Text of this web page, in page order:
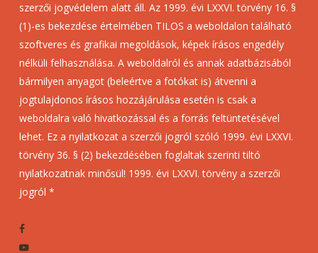
szerzői jogvédelem alatt áll. Az 1999. évi LXXVI. törvény 16. §
(1)-es bekezdése értelmében TILOS a weboldalon található
szoftveres és grafikai megoldások, képek írásos engedély
nélküli felhasználása. A weboldalról és annak adatbázisából
bármilyen anyagot (beleértve a fotókat is) átvenni a
jogtulajdonos írásos hozzájárulása esetén is csak a
weboldalra való hivatkozással és a forrás feltüntetésével
lehet. Ez a nyilatkozat a szerzői jogról szóló 1999. évi LXXVI.
törvény 36. § (2) bekezdésében foglaltak szerinti tiltó
nyilatkozatnak minősül! 1999. évi LXXVI. törvény a szerzői
jogról *
facebook
youtube